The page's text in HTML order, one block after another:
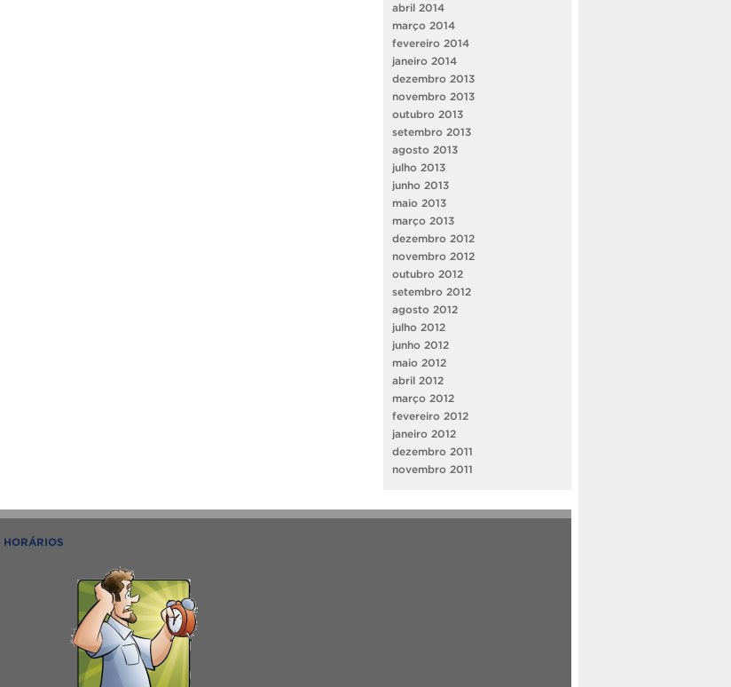
abril 2014
março 2014
fevereiro 2014
janeiro 2014
dezembro 2013
novembro 2013
outubro 2013
setembro 2013
agosto 2013
julho 2013
junho 2013
maio 2013
março 2013
dezembro 2012
novembro 2012
outubro 2012
setembro 2012
agosto 2012
julho 2012
junho 2012
maio 2012
abril 2012
março 2012
fevereiro 2012
janeiro 2012
dezembro 2011
novembro 2011
HORÁRIOS